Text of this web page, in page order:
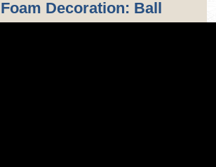
Decoration: Ball